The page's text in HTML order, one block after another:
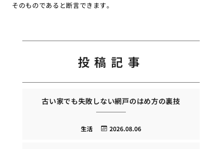
そのものであると断言できます。
投稿記事
古い家でも失敗しない網戸のはめ方の裏技
2026.08.06
生活